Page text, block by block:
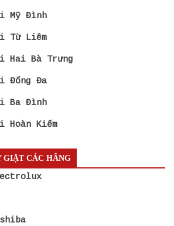
Mỹ Đình
Từ Liêm
Hai Bà Trưng
Đống Đa
Ba Đình
Kiếm
GIẶT CÁC HÃNG